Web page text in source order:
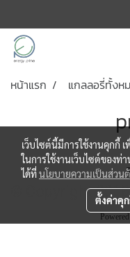
หน้าแรก แกลลอรี่ทั้งห
© Copyright
เว็บไซต์นี้มีการใช้งานคุกกี้
ในการใช้งานเว็บไซต์ของท่
ได้ที่นโยบายความเป็นส่วน
ตั้งค่าคุ